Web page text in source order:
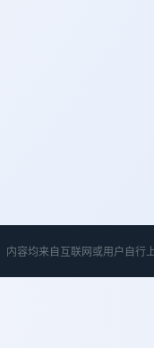
内容均来自互联网或用户自行